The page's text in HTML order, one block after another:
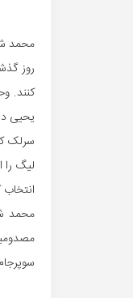
محمد
روز
کنند.
یحیی
سرلک
لیگ را
انتخاب
محمد